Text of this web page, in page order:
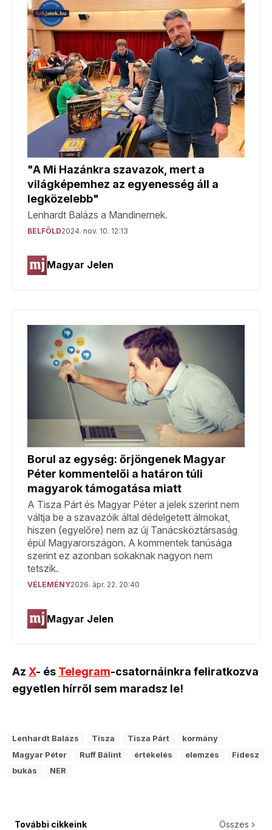
Az X- és Telegram-csatornáinkra feliratkozva
egyetlen hírről sem maradsz le!
Lenhardt Balázs Tisza Tisza Párt
kormány
Magyar Péter
Ruff Bálint értékelés elemzés
Fidesz
bukás
NER
További cikkeink Összes